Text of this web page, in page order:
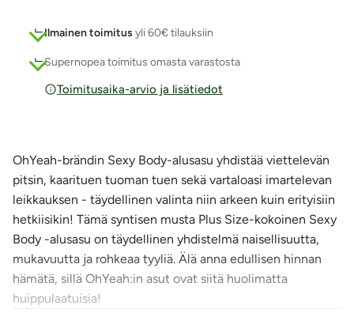
Ilmainen toimitus yli 60€ tilauksiin
Supernopea toimitus omasta varastosta
Toimitusaika-arvio ja lisätiedot
OhYeah-brändin Sexy Body-alusasu yhdistää viettelevän
pitsin, kaarituen tuoman tuen sekä vartaloasi imartelevan
leikkauksen - täydellinen valinta niin arkeen kuin erityisiin
hetkiisikin! Tämä syntisen musta Plus Size-kokoinen Sexy
Body -alusasu on täydellinen yhdistelmä naisellisuutta,
mukavuutta ja rohkeaa tyyliä. Älä anna edullisen hinnan
hämätä, sillä OhYeah:in asut ovat siitä huolimatta
huippulaatuisia!